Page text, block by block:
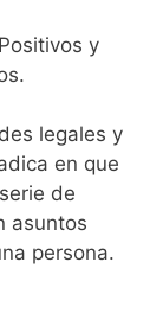
y
legales y
en que
de
asuntos
persona.